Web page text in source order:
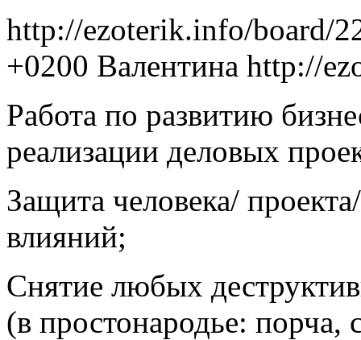
http://ezoterik.info/board/
+0200 Валентина http://
Работа по развитию
реализации деловых
Защита человека/
влияний;
Снятие любых
(в простонародье: порча,